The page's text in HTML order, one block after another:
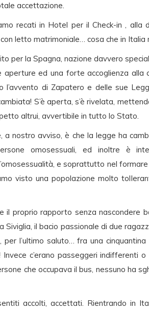
accettazione.
recati in Hotel per il Check-in , alla
letto matrimoniale… cosa che in Italia
per la Spagna, nazione davvero
ed una forte accoglienza alla
l’avvento di Zapatero e delle sue
S’è aperta, s’è rivelata,
altrui, avvertibile in tutto lo Stato.
nostro avviso, è che la legge ha
omosessuali, ed inoltre è
e soprattutto nel
visto una popolazione molto
il proprio rapporto senza nascondere
Siviglia, il bacio passionale di due
l’ultimo saluto… fra una
Invece c’erano passeggeri indifferenti
che occupava il bus, nessuno ha
accolti, accettati. Rientrando in